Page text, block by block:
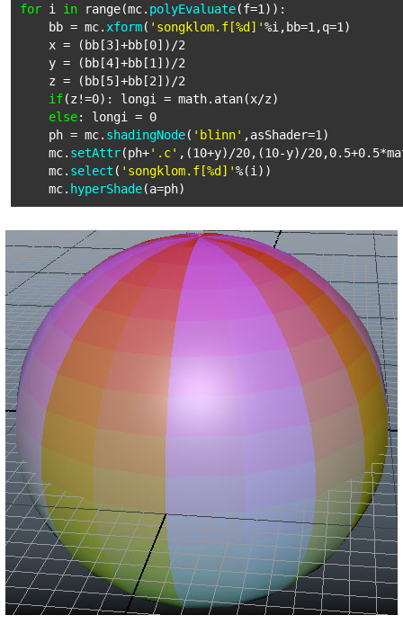
for i in range(mc. polyEvaluate(f=1)):
bb = mc. xform( 'songklom.f[%d]'%i,bb=1,q=1)
x = (bb[3]+bb[0])/2
y = (bb[4]+bb[1])/2
z = (bb[5]+bb[2])/2
if(z!=0): longi = math.atan(x/z)
else: longi = 0
ph = mc. shadingNode( 'blinn' ,asShader=1)
mc. setAttr(ph+'.c' ,(10+y)/20,(10-y)/
mc. select ( 'songklom.f[%d]'%(i))
mc. hyperShade(a=ph)